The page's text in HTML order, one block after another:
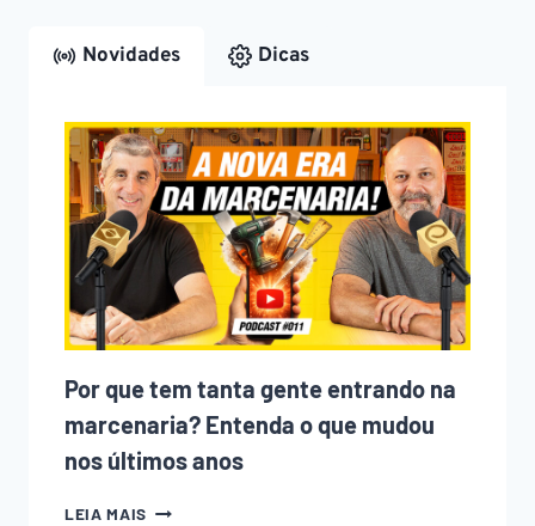
Novidades Dicas
Por que tem tanta gente entrando na
marcenaria? Entenda o que mudou
nos últimos anos
LEIA MAIS POR